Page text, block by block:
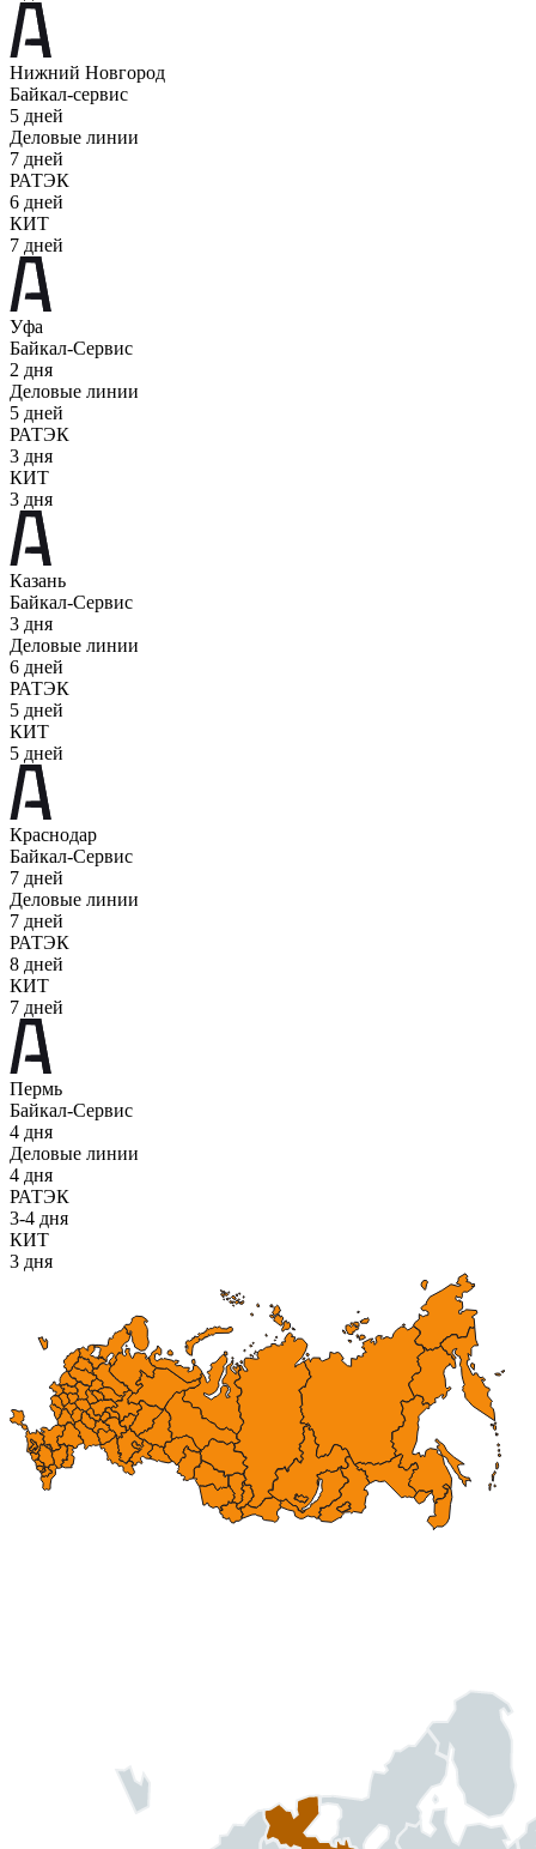
Нижний Новгород
Байкал-сервис
5 дней
Деловые линии
7 дней
РАТЭК
6 дней
КИТ
7 дней
Уфа
Байкал-Сервис
2 дня
Деловые линии
5 дней
РАТЭК
3 дня
КИТ
3 дня
Казань
Байкал-Сервис
3 дня
Деловые линии
6 дней
РАТЭК
5 дней
КИТ
5 дней
Краснодар
Байкал-Сервис
7 дней
Деловые линии
7 дней
РАТЭК
8 дней
КИТ
7 дней
Пермь
Байкал-Сервис
4 дня
Деловые линии
4 дня
РАТЭК
3-4 дня
КИТ
3 дня